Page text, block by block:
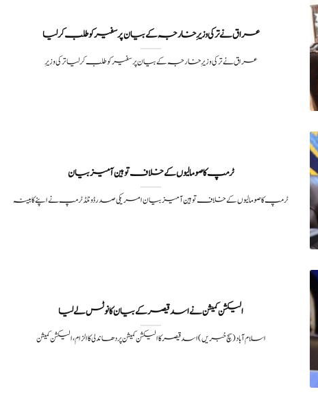
عراق نے ترکی وزیرِ خارجہ کے بیان پر سفیر کو طلب کر لیا
عراق نے ترکی وزیرِ خارجہ کے بیان پر سفیر کو طلب کر لیا ترکی وزیرِ
ٹرمپ کا صومالیوں کے خلاف توہین آمیز بیان
ٹرمپ کا صومالیوں کے خلاف توہین آمیز بیان امریکی صدر ڈونلڈ ٹرمپ نے اپنے کابینہ
الیکشن کمیشن نے اسد قیصر کے بیان کا نوٹس لے لیا
اسلام آباد (سچ خبریں) اسد قیصر کا الیکشن کمیشن پر دھاندلی کا الزام، الیکشن کمیشن